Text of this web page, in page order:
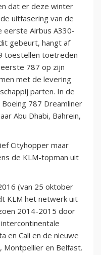
dat er deze winter
uitfasering van de
eerste Airbus A330-
gebeurt, hangt af
toestellen toetreden
787 op zijn
met de levering
parten. In de
787 Dreamliner
Abu Dhabi, Bahrein,
Cityhopper maar
de KLM-topman uit
(van 25 oktober
KLM het netwerk uit
2014-2015 door
en Cali en de nieuwe
Montpellier en Belfast.